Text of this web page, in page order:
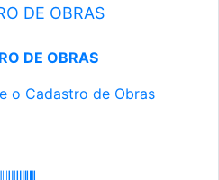
DE OBRAS
DE OBRAS
o Cadastro de Obras